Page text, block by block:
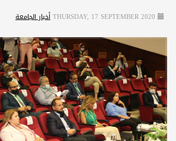
THURSDAY, 17 SEPTEMBER 2020أخبار الجامعة